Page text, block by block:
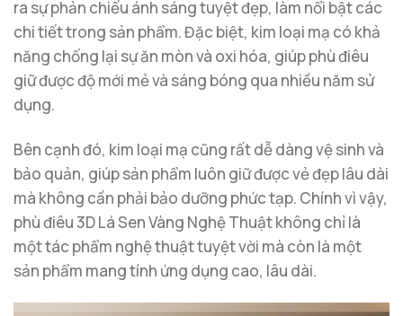
ra sự phản chiếu ánh sáng tuyệt đẹp, làm nổi bật các
chi tiết trong sản phẩm. Đặc biệt, kim loại mạ có khả
năng chống lại sự ăn mòn và oxi hóa, giúp phù điêu
giữ được độ mới mẻ và sáng bóng qua nhiều năm sử
dụng.
Bên cạnh đó, kim loại mạ cũng rất dễ dàng vệ sinh và
bảo quản, giúp sản phẩm luôn giữ được vẻ đẹp lâu dài
mà không cần phải bảo dưỡng phức tạp. Chính vì vậy,
phù điêu 3D Lá Sen Vàng Nghệ Thuật không chỉ là
một tác phẩm nghệ thuật tuyệt vời mà còn là một
sản phẩm mang tính ứng dụng cao, lâu dài.